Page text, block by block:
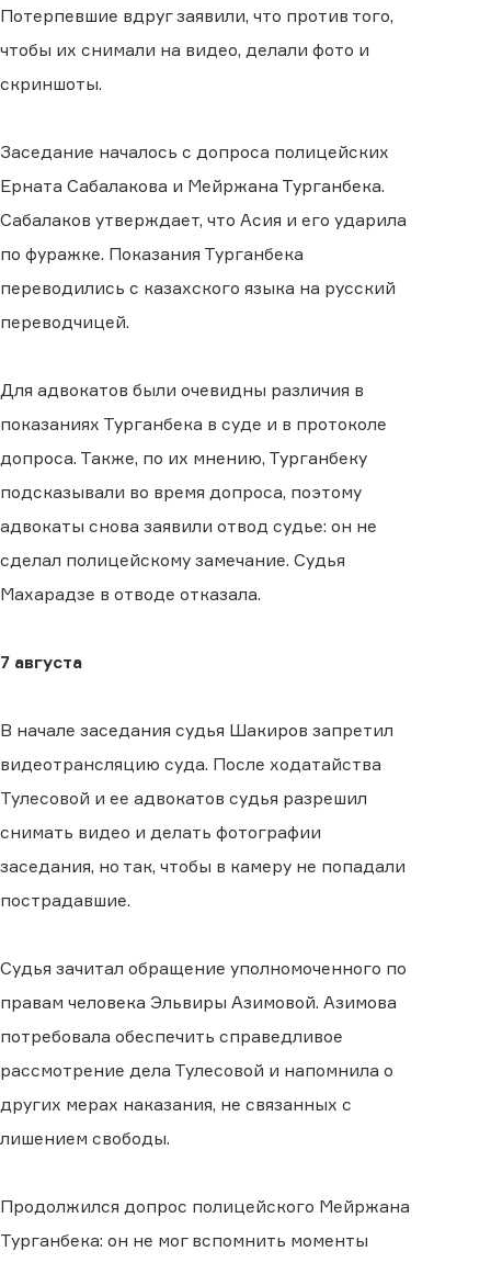
Потерпевшие вдруг заявили, что против того,
чтобы их снимали на видео, делали фото и
скриншоты.
Заседание началось с допроса полицейских
Ерната Сабалакова и Мейржана Турганбека.
Сабалаков утверждает, что Асия и его ударила
по фуражке. Показания Турганбека
переводились с казахского языка на русский
переводчицей.
Для адвокатов были очевидны различия в
показаниях Турганбека в суде и в протоколе
допроса. Также, по их мнению, Турганбеку
подсказывали во время допроса, поэтому
адвокаты снова заявили отвод судье: он не
сделал полицейскому замечание. Судья
Махарадзе в отводе отказала.
7 августа
В начале заседания судья Шакиров запретил
видеотрансляцию суда. После ходатайства
Тулесовой и ее адвокатов судья разрешил
снимать видео и делать фотографии
заседания, но так, чтобы в камеру не попадали
пострадавшие.
Судья зачитал обращение уполномоченного по
правам человека Эльвиры Азимовой. Азимова
потребовала обеспечить справедливое
рассмотрение дела Тулесовой и напомнила о
других мерах наказания, не связанных с
лишением свободы.
Продолжился допрос полицейского Мейржана
Турганбека: он не мог вспомнить моменты